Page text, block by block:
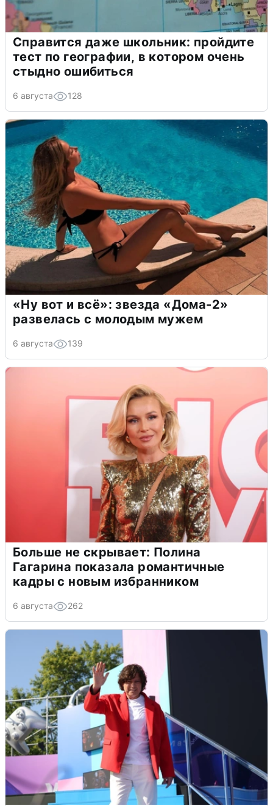
Справится даже школьник: пройдите
тест по географии, в котором очень
стыдно ошибиться
6 августа 128
«Ну вот и всё»: звезда «Дома-2»
развелась с молодым мужем
6 августа 139
Больше не скрывает: Полина
Гагарина показала романтичные
кадры с новым избранником
6 августа 262